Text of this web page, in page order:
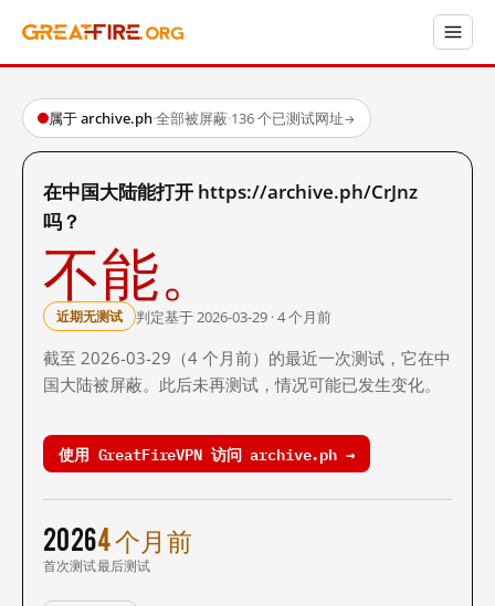
属于 archive.ph·全部被屏蔽·136 个已测试网址→
在中国大陆能打开 https://archive.ph/CrJnz
吗？
不能。
近期无测试 判定基于 2026-03-29 · 4 个月前
截至 2026-03-29（4 个月前）的最近一次测试，它在中
国大陆被屏蔽。此后未再测试，情况可能已发生变化。
使用 GreatFireVPN 访问 archive.ph →
2026
首次测试
4 个月前
最后测试